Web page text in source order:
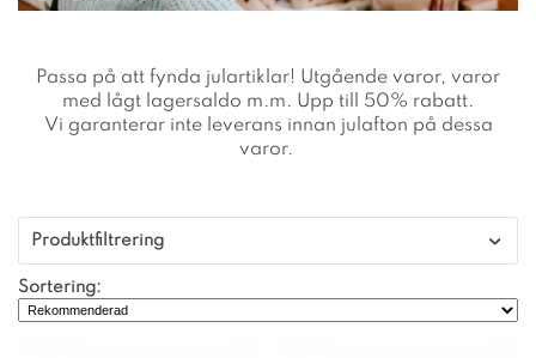
Passa på att fynda julartiklar! Utgående varor, varor
med lågt lagersaldo m.m. Upp till 50% rabatt.
Vi garanterar inte leverans innan julafton på dessa
varor.
Produktfiltrering
Sortering: